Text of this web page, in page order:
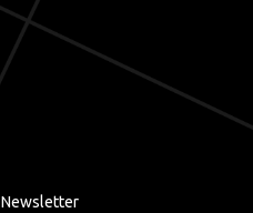
Newsletter